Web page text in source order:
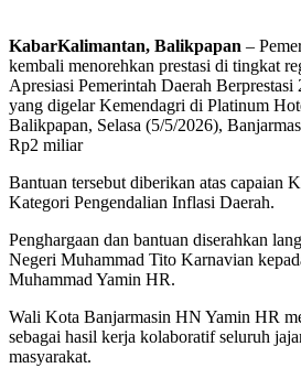
KabarKalimantan, Balikpapan –
kembali menorehkan prestasi di tingkat
Apresiasi Pemerintah Daerah
yang digelar Kemendagri di Platinum
Balikpapan, Selasa (5/5/2026),
Rp2 miliar
Bantuan tersebut diberikan atas capaian
Kategori Pengendalian Inflasi Daerah.
Penghargaan dan bantuan diserahkan
Negeri Muhammad Tito Karnavian
Muhammad Yamin HR.
Wali Kota Banjarmasin HN Yamin HR
sebagai hasil kerja kolaboratif seluruh
masyarakat.